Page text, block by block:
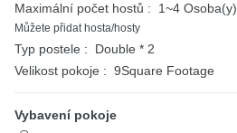
Maximální počet hostů : 1~4 Osoba(y)
Můžete přidat hosta/hosty
Typ postele :
Double * 2
Velikost pokoje : 9Square Footage
Vybavení pokoje